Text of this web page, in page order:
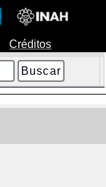
Créditos